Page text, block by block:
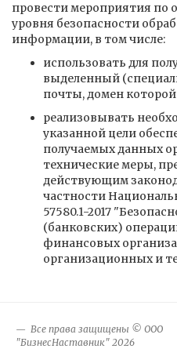
провести мероприятия по
уровня безопасности
информации, в том числе:
использовать для
выделенный
почты, домен
реализовывать
указанной цели
получаемых данных
технические меры,
действующим
частности
57580.1-2017
(банковских)
финансовых
организационных и
Все права защищены © ООО
"БизнесНаставник" 2026